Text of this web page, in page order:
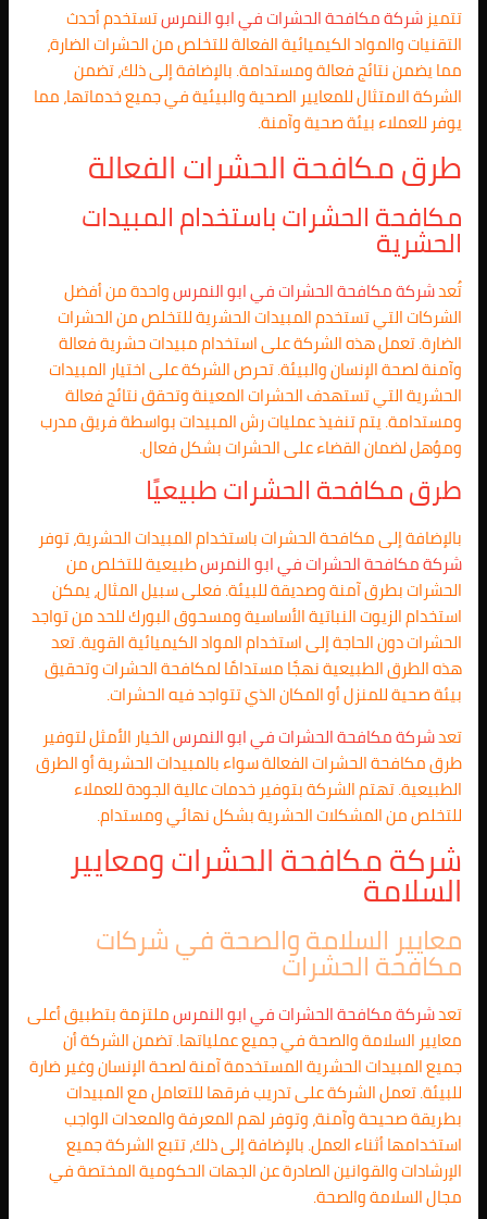
تتميز شركة مكافحة الحشرات فيابو النمرستستخدم أحدث
التقنيات والمواد الكيميائية الفعالة للتخلص من الحشرات الضارة،
مما يضمن نتائج فعالة ومستدامة. بالإضافة إلى ذلك، تضمن
الشركة الامتثال للمعايير الصحية والبيئية في جميع خدماتها، مما
يوفر للعملاء بيئة صحية وآمنة.
طرق مكافحة الحشرات الفعالة
مكافحة الحشرات باستخدام المبيدات
الحشرية
تُعدشركة مكافحة الحشرات فيابو النمرسواحدة من أفضل
الشركات التي تستخدم المبيدات الحشرية للتخلص من الحشرات
الضارة. تعمل هذه الشركة على استخدام مبيدات حشرية فعالة
وآمنة لصحة الإنسان والبيئة. تحرص الشركة على اختيار المبيدات
الحشرية التي تستهدف الحشرات المعينة وتحقق نتائج فعالة
ومستدامة. يتم تنفيذ عمليات رش المبيدات بواسطة فريق مدرب
ومؤهل لضمان القضاء على الحشرات بشكل فعال.
طرق مكافحة الحشرات طبيعيًا
بالإضافة إلى مكافحة الحشرات باستخدام المبيدات الحشرية، توفر
شركة مكافحة الحشرات فيابو النمرسطبيعية للتخلص من
الحشرات بطرق آمنة وصديقة للبيئة. فعلى سبيل المثال، يمكن
استخدام الزيوت النباتية الأساسية ومسحوق البورك للحد من تواجد
الحشرات دون الحاجة إلى استخدام المواد الكيميائية القوية. تعد
هذه الطرق الطبيعية نهجًا مستدامًا لمكافحة الحشرات وتحقيق
بيئة صحية للمنزل أو المكان الذي تتواجد فيه الحشرات.
تعدشركة مكافحة الحشرات فيابو النمرسالخيار الأمثل لتوفير
طرق مكافحة الحشرات الفعالة سواء بالمبيدات الحشرية أو الطرق
الطبيعية. تهتم الشركة بتوفير خدمات عالية الجودة للعملاء
للتخلص من المشكلات الحشرية بشكل نهائي ومستدام.
شركة مكافحة الحشرات ومعايير
السلامة
معايير السلامة والصحة في شركات
مكافحة الحشرات
تعدشركة مكافحة الحشرات فيابو النمرسملتزمة بتطبيق أعلى
معايير السلامة والصحة في جميع عملياتها. تضمن الشركة أن
جميع المبيدات الحشرية المستخدمة آمنة لصحة الإنسان وغير ضارة
للبيئة. تعمل الشركة على تدريب فرقها للتعامل مع المبيدات
بطريقة صحيحة وآمنة، وتوفر لهم المعرفة والمعدات الواجب
استخدامها أثناء العمل. بالإضافة إلى ذلك، تتبع الشركة جميع
الإرشادات والقوانين الصادرة عن الجهات الحكومية المختصة في
مجال السلامة والصحة.